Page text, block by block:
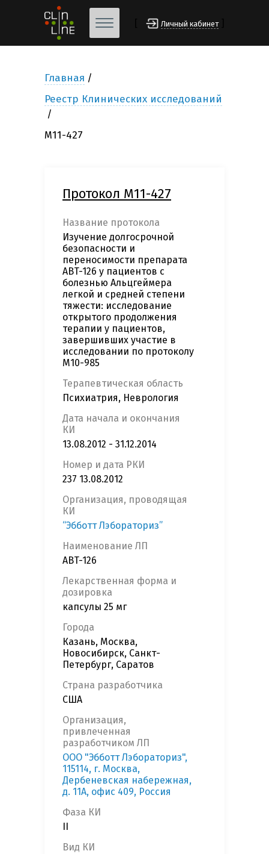
Личный кабинет
Главная
Реестр Клинических исследований
M11-427
Протокол M11-427
Название протокола
Изучение долгосрочной
безопасности и
переносимости препарата
ABT-126 у пациентов с
болезнью Альцгеймера
легкой и средней степени
тяжести: исследование
открытого продолжения
терапии у пациентов,
завершивших участие в
исследовании по протоколу
М10-985
Терапевтическая область
Психиатрия, Неврология
Дата начала и окончания
КИ
13.08.2012 - 31.12.2014
Номер и дата РКИ
237 13.08.2012
Организация, проводящая
КИ
“Эбботт Лэбораториз”
Наименование ЛП
ABT-126
Лекарственная форма и
дозировка
капсулы 25 мг
Города
Казань, Москва,
Новосибирск, Санкт-
Петербург, Саратов
Страна разработчика
США
Организация,
привлеченная
разработчиком ЛП
ООО "Эбботт Лэбораториз",
115114, г. Москва,
Дербеневская набережная,
д. 11А, офис 409, Россия
Фаза КИ
Вид КИ